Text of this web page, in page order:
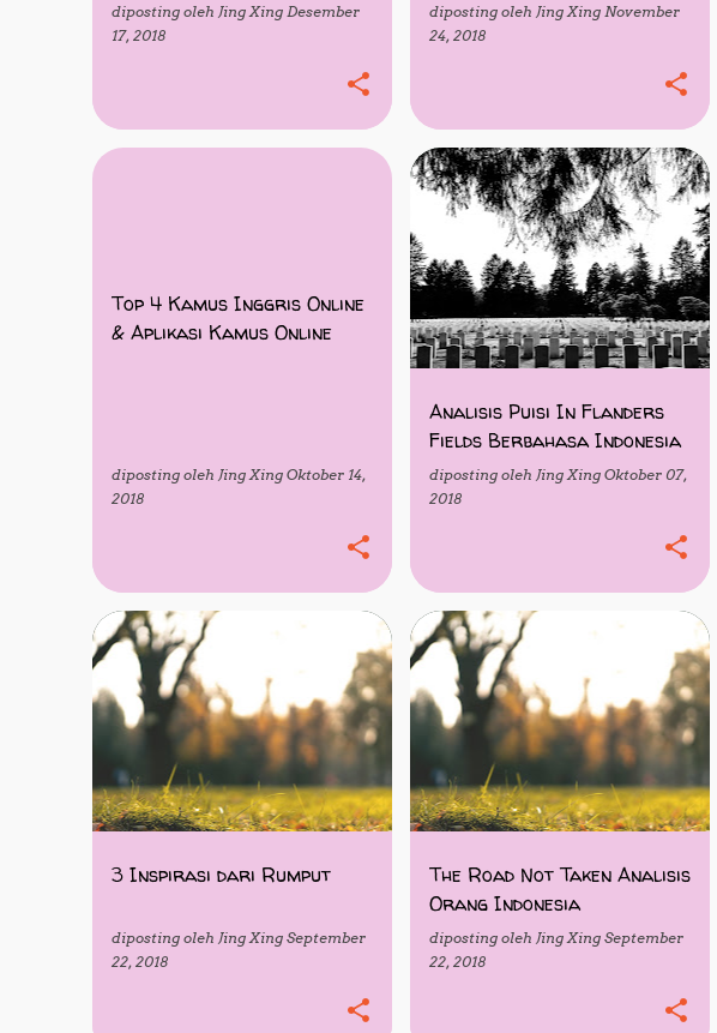
ndiposting oleh Jing Xing Desember
17, 2018
diposting oleh Jing Xing November
24, 2018
Top 4 Kamus Inggris Online
& Aplikasi Kamus Online
diposting oleh Jing Xing Oktober 14,
2018
Analisis Puisi In Flanders
Fields Berbahasa Indonesia
diposting oleh Jing Xing Oktober 07,
2018
ANALISIS PUISI KESASTRAAN
3 Inspirasi dari Rumput
diposting oleh Jing Xing September
22, 2018
MOTIVASI
The Road Not Taken Analisis
Orang Indonesia
diposting oleh Jing Xing September
22, 2018
AMERIKA
KESASTRAAN +